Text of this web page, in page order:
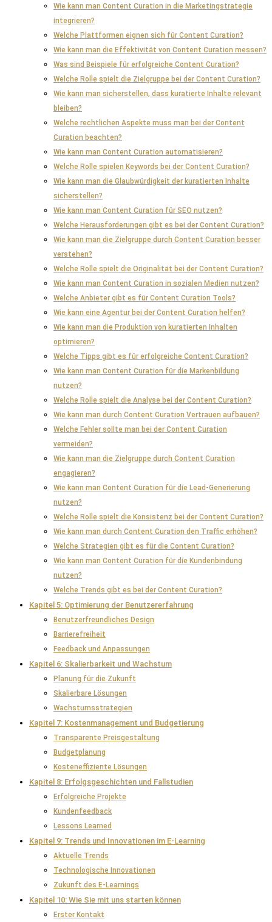
Wie kann man Content Curation in die Marketingstrategie
integrieren?
Welche Plattformen eignen sich für Content Curation?
Wie kann man die Effektivität von Content Curation messen?
Was sind Beispiele für erfolgreiche Content Curation?
Welche Rolle spielt die Zielgruppe bei der Content Curation?
Wie kann man sicherstellen, dass kuratierte Inhalte relevant
bleiben?
Welche rechtlichen Aspekte muss man bei der Content
Curation beachten?
Wie kann man Content Curation automatisieren?
Welche Rolle spielen Keywords bei der Content Curation?
Wie kann man die Glaubwürdigkeit der kuratierten Inhalte
sicherstellen?
Wie kann man Content Curation für SEO nutzen?
Welche Herausforderungen gibt es bei der Content Curation?
Wie kann man die Zielgruppe durch Content Curation besser
verstehen?
Welche Rolle spielt die Originalität bei der Content Curation?
Wie kann man Content Curation in sozialen Medien nutzen?
Welche Anbieter gibt es für Content Curation Tools?
Wie kann eine Agentur bei der Content Curation helfen?
Wie kann man die Produktion von kuratierten Inhalten
optimieren?
Welche Tipps gibt es für erfolgreiche Content Curation?
Wie kann man Content Curation für die Markenbildung
nutzen?
Welche Rolle spielt die Analyse bei der Content Curation?
Wie kann man durch Content Curation Vertrauen aufbauen?
Welche Fehler sollte man bei der Content Curation
vermeiden?
Wie kann man die Zielgruppe durch Content Curation
engagieren?
Wie kann man Content Curation für die Lead-Generierung
nutzen?
Welche Rolle spielt die Konsistenz bei der Content Curation?
Wie kann man durch Content Curation den Traffic erhöhen?
Welche Strategien gibt es für die Content Curation?
Wie kann man Content Curation für die Kundenbindung
nutzen?
Welche Trends gibt es bei der Content Curation?
Kapitel 5: Optimierung der Benutzererfahrung
Benutzerfreundliches Design
Barrierefreiheit
Feedback und Anpassungen
Kapitel 6: Skalierbarkeit und Wachstum
Planung für die Zukunft
Skalierbare Lösungen
Wachstumsstrategien
Kapitel 7: Kostenmanagement und Budgetierung
Transparente Preisgestaltung
Budgetplanung
Kosteneffiziente Lösungen
Kapitel 8: Erfolgsgeschichten und Fallstudien
Erfolgreiche Projekte
Kundenfeedback
Lessons Learned
Kapitel 9: Trends und Innovationen im E-Learning
Aktuelle Trends
Technologische Innovationen
Zukunft des E-Learnings
Kapitel 10: Wie Sie mit uns starten können
Erster Kontakt